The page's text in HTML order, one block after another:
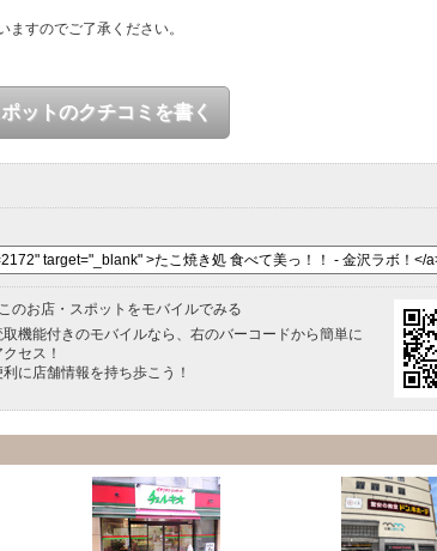
すのでご了承ください。
ットのクチコミを書く
このお店・スポットをモバイルでみる
取機能付きのモバイルなら、右のバーコードから簡単に
クセス！
利に店舗情報を持ち歩こう！